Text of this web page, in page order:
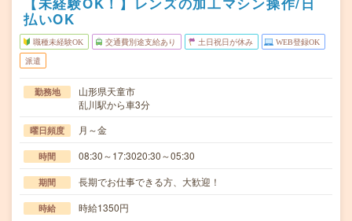
払いOK
職種未経験OK 交通費別途支給あり 土日祝日が休み WEB登録OK
派遣
勤務地
山形県天童市
乱川駅から車3分
曜日頻度 月～金
時間 08:30～17:3020:30～05:30
期間 長期でお仕事できる方、大歓迎！
時給 時給1350円